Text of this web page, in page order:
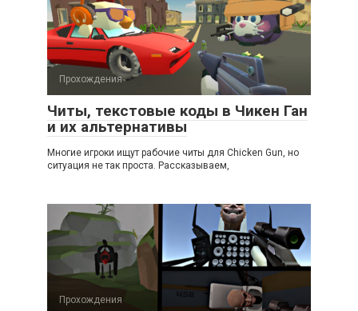
Прохождения
Читы, текстовые коды в Чикен Ган
и их альтернативы
Многие игроки ищут рабочие читы для Chicken Gun, но
ситуация не так проста. Рассказываем,
Прохождения